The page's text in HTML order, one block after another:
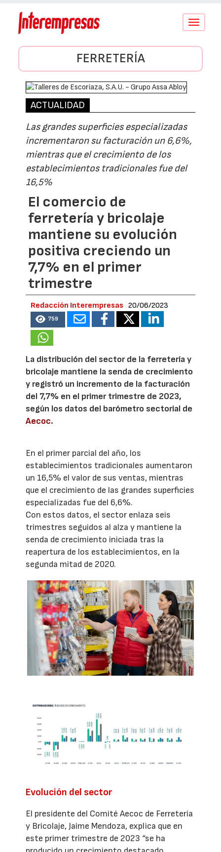
Conmutar
FERRETERÍA
ACTUALIDAD
Las grandes superficies especializadas
incrementaron su facturación un 6,6%,
mientras que el crecimiento de los
establecimientos tradicionales fue del
16,5%
El comercio de
ferretería y bricolaje
mantiene su evolución
positiva creciendo un
7,7% en el primer
trimestre
Redacción Interempresas 20/06/2023
759
La distribución del sector de la ferretería y
bricolaje mantiene la senda de crecimiento
y registró un incremento de la facturación
del 7,7% en el primer trimestre de 2023,
según los datos del barómetro sectorial de
Aecoc.
En el primer parcial del año, los
establecimientos tradicionales aumentaron
un 16,5% el valor de sus ventas, mientras
que el crecimiento de las grandes superficies
especializadas fue del 6,6%.
Con estos datos, el sector enlaza seis
trimestres seguidos al alza y mantiene la
senda de crecimiento iniciada tras la
reapertura de los establecimientos, en la
segunda mitad de 2020.
Evolución del sector
El presidente del Comité Aecoc de Ferretería
y Bricolaje, Jaime Mendoza, explica que en
este primer trimestre de 2023 “se ha